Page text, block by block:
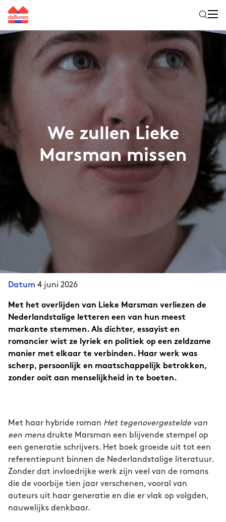
We zullen Lieke
Marsman missen
Datum 4 juni 2026
Met het overlijden van Lieke Marsman verliezen de
Nederlandstalige letteren een van hun meest
markante stemmen. Als dichter, essayist en
romancier wist ze lyriek en politiek op een zeldzame
manier met elkaar te verbinden. Haar werk was
scherp, persoonlijk en maatschappelijk betrokken,
zonder ooit aan menselijkheid in te boeten.
Met haar hybride roman Het tegenovergestelde van
een mensdrukte Marsman een blijvende stempel op
een generatie schrijvers. Het boek groeide uit tot een
referentiepunt binnen de Nederlandstalige literatuur.
Zonder dat invloedrijke werk zijn veel van de romans
die de voorbije tien jaar verschenen, vooral van
auteurs uit haar generatie en die er vlak op volgden,
nauwelijks denkbaar.